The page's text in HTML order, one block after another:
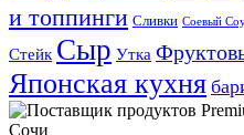
и топпинги Сливки Соевый
Стейк Сыр Утка
Японская кухня